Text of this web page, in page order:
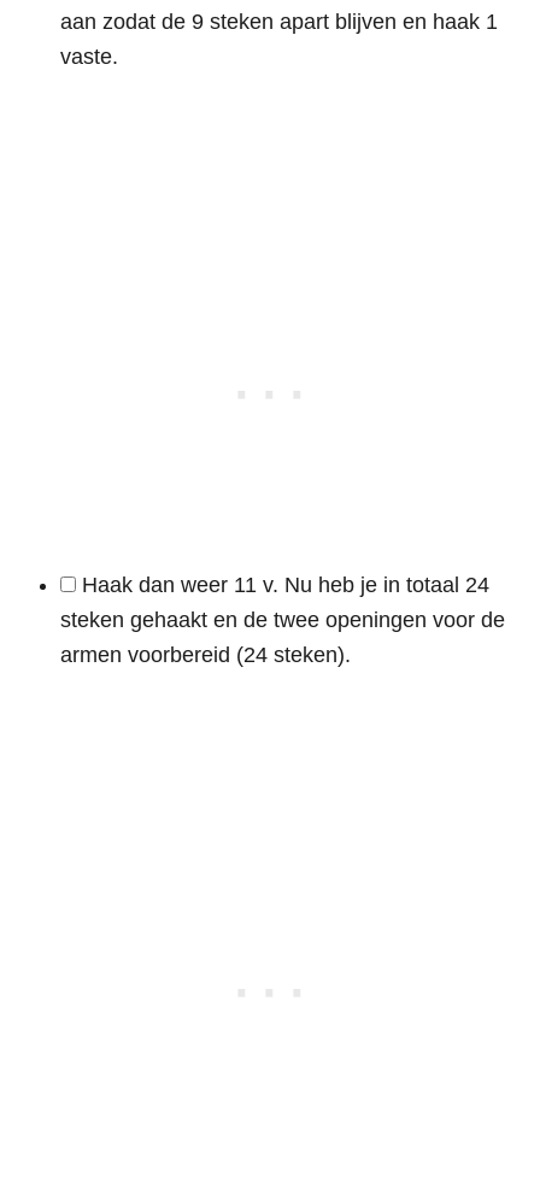
aan zodat de 9 steken apart blijven en haak 1
vaste.
Haak dan weer 11 v. Nu heb je in totaal 24
steken gehaakt en de twee openingen voor de
armen voorbereid (24 steken).